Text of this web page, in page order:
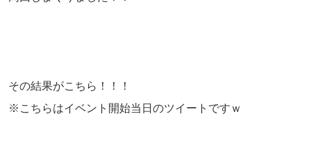
その結果がこちら！！！
※こちらはイベント開始当日のツイートですｗ